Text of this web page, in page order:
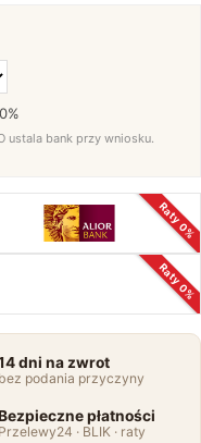
0%
ustala bank przy wniosku.
Raty 0%
Raty 0%
dni na zwrot
bez podania przyczyny
płatności
Przelewy24 · BLIK · raty